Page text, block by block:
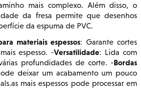
mais complexo. Além disso, o
da fresa permite que desenhos
da espuma de PVC.
materiais espessos: Garante cortes
espesso. -Versatilidade: Lida com
profundidades de corte. -Bordas
deixar um acabamento um pouco
mais espessos pode processar em